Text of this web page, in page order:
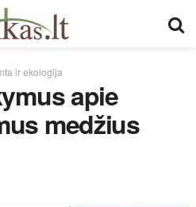
ir ekologija
apie
medžius